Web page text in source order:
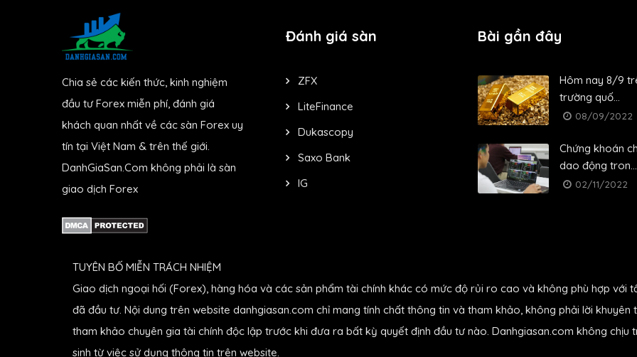
Chia sẻ các kiến thức, kinh nghiệm
đầu tư Forex miễn phí, đánh giá
khách quan nhất về các sàn Forex uy
tín tại Việt Nam & trên thế giới.
DanhGiaSan.Com không phải là sàn
giao dịch Forex
Đánh giá sàn
ZFX
LiteFinance
Dukascopy
Saxo Bank
IG
Bài gần đây
Hôm nay 8/9
trường quố...
08/09/2022
Chứng khoán
dao động tron...
02/11/2022
TUYÊN BỐ MIỄN TRÁCH NHIỆM
Giao dịch ngoại hối (Forex), hàng hóa và các sản phẩm tài chính khác có mức độ rủi ro cao và không phù hợp với
đã đầu tư. Nội dung trên website danhgiasan.com chỉ mang tính chất thông tin và tham khảo, không phải lời
tham khảo chuyên gia tài chính độc lập trước khi đưa ra bất kỳ quyết định đầu tư nào. Danhgiasan.com không
sinh từ việc sử dụng thông tin trên website.